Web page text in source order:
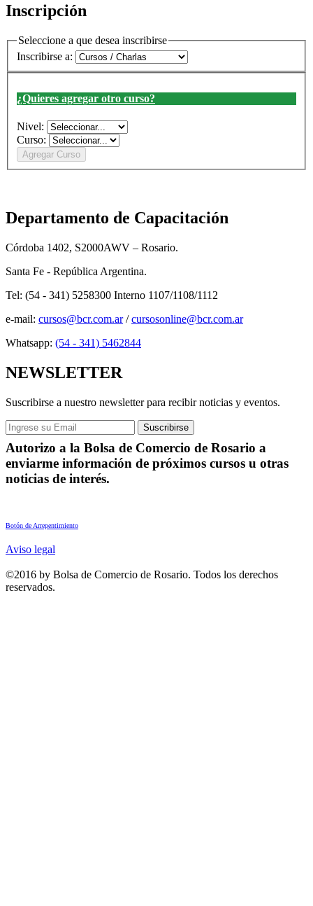
Inscripción
Seleccione a que desea inscribirse
Inscribirse a:
¿Quieres agregar otro curso?
Nivel:
Curso:
Departamento de Capacitación
Córdoba 1402, S2000AWV – Rosario.
Santa Fe - República Argentina.
Tel: (54 - 341) 5258300 Interno 1107/1108/1112
e-mail: cursos@bcr.com.ar/cursosonline@bcr.com.ar
Whatsapp: (54 - 341) 5462844
NEWSLETTER
Suscribirse a nuestro newsletter para recibir noticias y eventos.
Autorizo a la Bolsa de Comercio de Rosario a
enviarme información de próximos cursos u otras
noticias de interés.
Botón de Arrepentimiento
Aviso legal
©2016 by Bolsa de Comercio de Rosario. Todos los derechos
reservados.